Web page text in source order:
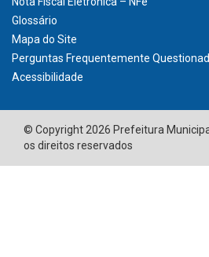
Glossário
Mapa do Site
Perguntas Frequentemente
Acessibilidade
© Copyright 2026 Prefeitura
os direitos reservados